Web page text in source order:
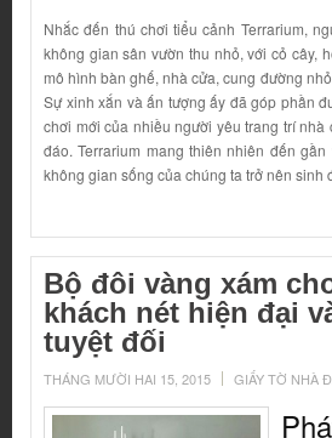
Nhắc đến thú chơi tiểu cảnh Terrarium,
không gian sân vườn thu nhỏ, với cỏ cây,
mô hình bàn ghế, nhà cửa, cung đường
Sự xinh xắn và ấn tượng ấy đã góp phần
chơi mới của nhiều người yêu trang trí nhà
đáo. Terrarium mang thiên nhiên đến
không gian sống của chúng ta trở nên sinh
Bộ đôi vàng xám
khách nét hiện đại
tuyệt đối
THÁNG MƯỜI HAI 15, 2015 GIẤY TỜ NHÀ